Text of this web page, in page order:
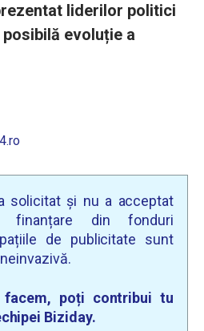
liderilor politici
evoluție a
solicitat și nu a acceptat
din fonduri
de publicitate sunt
poți contribui tu
Biziday.